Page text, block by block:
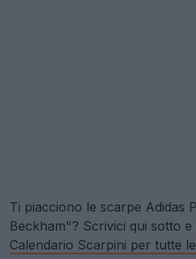
Ti piacciono le scarpe Adidas
Beckham"? Scrivici qui sotto e
Calendario Scarpini per tutte